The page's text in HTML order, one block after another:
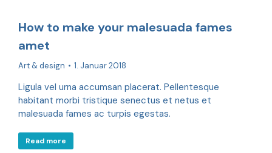
How to make your malesuada fames
amet
Art & design 1. Januar 2018
Ligula vel urna accumsan placerat. Pellentesque
habitant morbi tristique senectus et netus et
malesuada fames ac turpis egestas.
Read more